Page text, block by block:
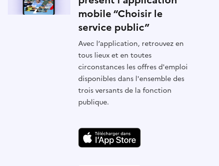
mobile “Choisir le
service public”
Avec l’application, retrouvez en
tous lieux et en toutes
circonstances les offres d'emploi
disponibles dans l'ensemble des
trois versants de la fonction
publique.